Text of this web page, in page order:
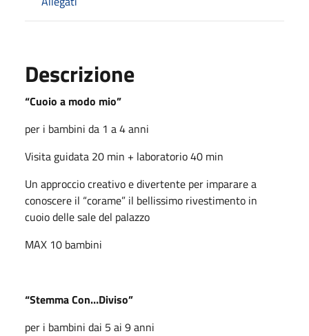
Descrizione
“Cuoio a modo mio”
per i bambini da 1 a 4 anni
Visita guidata 20 min + laboratorio 40 min
Un approccio creativo e divertente per imparare a
conoscere il “corame” il bellissimo rivestimento in
cuoio delle sale del palazzo
MAX 10 bambini
“Stemma Con…Diviso”
per i bambini dai 5 ai 9 anni